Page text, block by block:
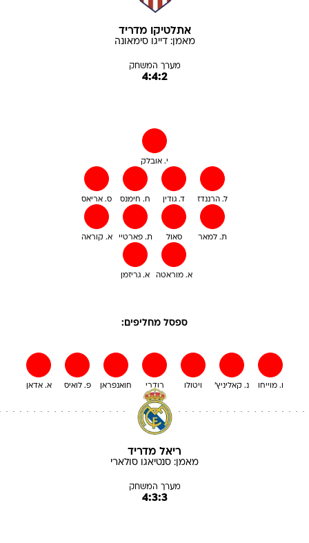
אתלטיקו מדריד
מאמן:דייגו סימאונה
מערך המשחק
4:4:2
י. אובלק
ס. אריאס ח. חימנס ד. גודין ל. הרננדז
א. קוראה ת. פארטיי סאול ת. למאר
א. גריזמן א. מוראטה
ספסל מחליפים:
א. אדאן פ. לואיס חואנפראן רודרי ויטולו נ. קאליניץ' ו. מוייחו
ריאל מדריד
מאמן: סנטיאגו סולארי
מערך המשחק
4:3:3